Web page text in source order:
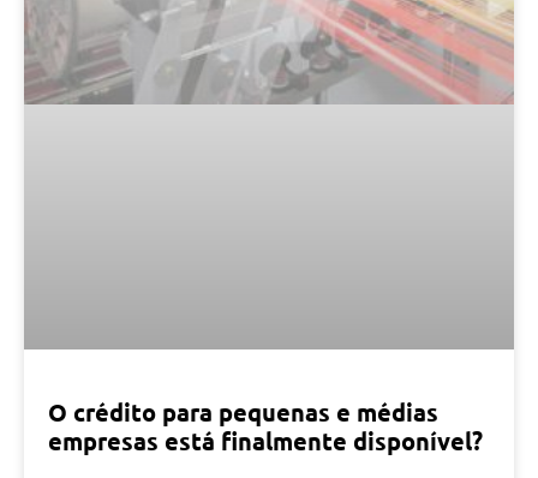
O crédito para pequenas e médias
empresas está finalmente disponível?